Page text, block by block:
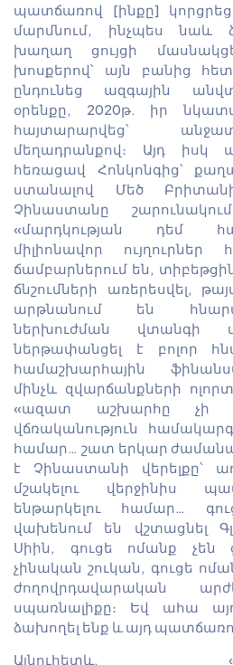
պատճառով [ինքը]
մարմնում, ինչպես նաև
խաղաղ ցույցի
խոսքերով՝ այն բանից
ընդունեց ազգային
օրենքը, 2020թ. իր
հայտարարվեց՝
մեղադրանքով։ Այդ իսկ
հեռացավ Հոնկոնգից՝
ստանալով Մեծ
Չինաստանը
«մարդկության դեմ
միլիոնավոր ույղուրներ
ճամբարներում են,
ճնշումների առերեսվել,
արթնանում են
ներխուժման վտանգի
ներթափանցել է բոլոր
համաշխարհային
մինչև զվարճանքների
«ազատ աշխարհը չի
վճռականություն
համար… շատ երկար
է Չինաստանի վերելքը՝
մշակելու վերջինիս
ենթարկելու համար…
վախենում են վշտացնել
Սիին, գուցե ոմանք չեն
չինական շուկան, գուցե
ժողովրդավարական
սպառնալիքը։ Եվ ահա
ձախողել ենք և այդ
Այնուհետև,